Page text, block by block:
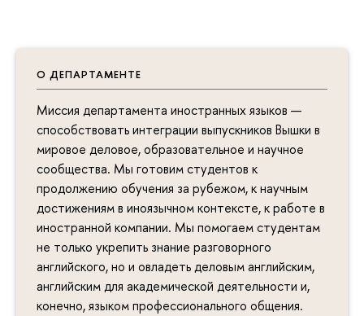
О ДЕПАРТАМЕНТЕ
Миссия департамента иностранных языков —
способствовать интеграции выпускников Вышки в
мировое деловое, образовательное и научное
сообщества. Мы готовим студентов к
продолжению обучения за рубежом, к научным
достижениям в иноязычном контексте, к работе в
иностранной компании. Мы помогаем студентам
не только укрепить знание разговорного
английского, но и овладеть деловым английским,
английским для академической деятельности и,
конечно, языком профессионального общения.